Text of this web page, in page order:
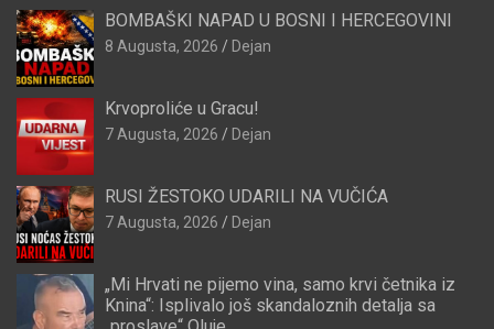
BOMBAŠKI NAPAD U BOSNI I HERCEGOVINI
8 Augusta, 2026 Dejan
Krvoproliće u Gracu!
7 Augusta, 2026 Dejan
RUSI ŽESTOKO UDARILI NA VUČIĆA
7 Augusta, 2026 Dejan
„Mi Hrvati ne pijemo vina, samo krvi četnika iz
Knina“: Isplivalo još skandaloznih detalja sa